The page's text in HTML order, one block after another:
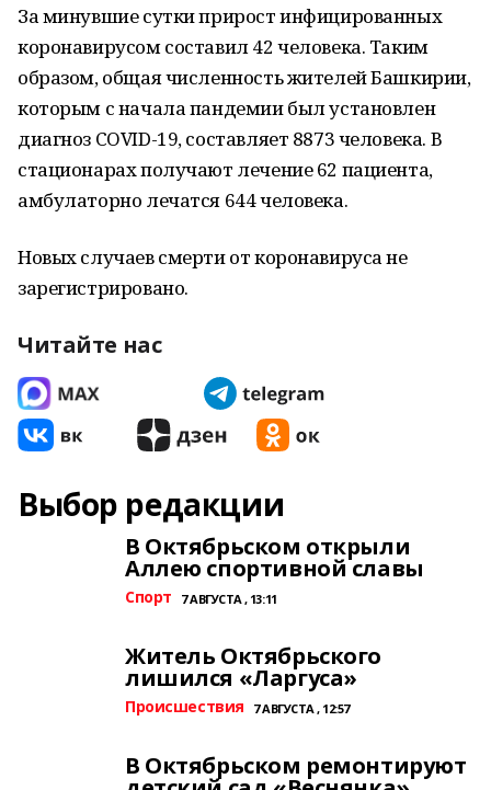
За минувшие сутки прирост инфицированных
коронавирусом составил 42 человека. Таким
образом, общая численность жителей Башкирии,
которым с начала пандемии был установлен
диагноз COVID-19, составляет 8873 человека. В
стационарах получают лечение 62 пациента,
амбулаторно лечатся 644 человека.
Новых случаев смерти от коронавируса не
зарегистрировано.
Читайте нас
Выбор редакции
В Октябрьском открыли
Аллею спортивной славы
Спорт 7 АВГУСТА , 13:11
Житель Октябрьского
лишился «Ларгуса»
Происшествия 7 АВГУСТА , 12:57
В Октябрьском ремонтируют